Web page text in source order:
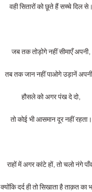
वही सितारों को छूते हैं सच्चे दिल से।
जब तक तोड़ोगे नहीं सीमाएँ अपनी,
तब तक जान नहीं पाओगे उड़ानें
हौसले को अगर पंख दे दो,
तो कोई भी आसमान दूर नहीं रहता।
राहों में अगर कांटे हों, तो चलो नंगे
क्योंकि दर्द ही तो सिखाता है ताक़त का